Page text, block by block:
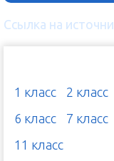
Ссылка на
1 класс
2 класс
6 класс
7 класс
11 класс